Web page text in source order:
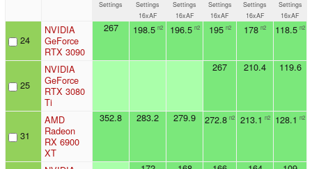
Settings
Settings
16xAF
Settings
16xAF
Settings
16xAF
Settings
16xAF
Settings
16xAF
24
NVIDIA
GeForce
RTX 3090
267 198.5 n2 196.5 n2 195 n2 178 n2 118.5 n2
25
NVIDIA
GeForce
RTX 3080
Ti
267 210.4 119.6
31
AMD
Radeon
RX 6900
XT
352.8 283.2 279.9 272.8 n2 213.1 n2 128.1 n2